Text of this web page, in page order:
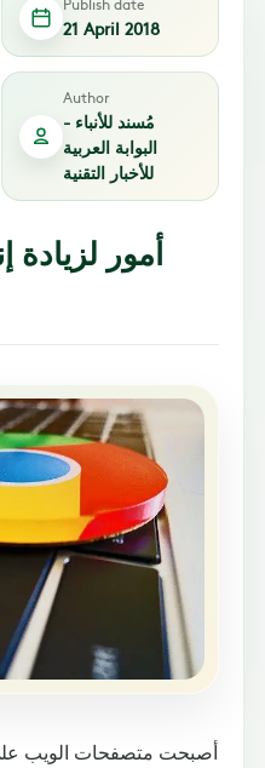
21 April 2018
Author
مُسند للأنباء -
البوابة العربية
للأخبار التقنية
أصبحت متصفحات الويب